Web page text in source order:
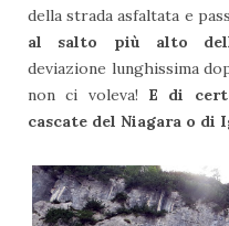
della strada asfaltata e
al salto più alto
deviazione lunghissima
non ci voleva!E di
cascate del Niagara o di